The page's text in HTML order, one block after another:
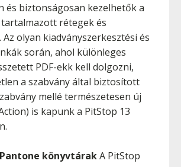
és biztonságosan kezelhetők a
tartalmazott rétegek és
olyan kiadványszerkesztési és
során, ahol különleges
PDF-ekk kell dolgozni,
a szabvány által biztosított
mellé természetesen új
is kapunk a PitStop 13
könyvtárakA PitStop